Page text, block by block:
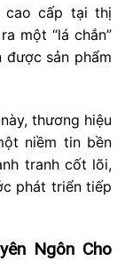
cao cấp tại thị
một “lá chắn”
được sản phẩm
thương hiệu
niềm tin bền
tranh cốt lõi,
phát triển tiếp
Ngôn Cho